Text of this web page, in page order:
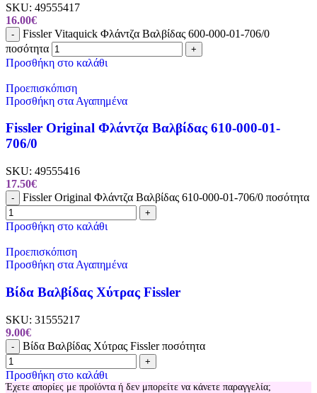
SKU: 49555417
16.00€
-
Fissler Vitaquick Φλάντζα Βαλβίδας 600-000-01-706/0
ποσότητα
+
Προσθήκη στο καλάθι
Προεπισκόπιση
Προσθήκη στα Αγαπημένα
Fissler Original Φλάντζα Βαλβίδας 610-000-01-
706/0
SKU: 49555416
17.50€
- Fissler Original Φλάντζα Βαλβίδας 610-000-01-706/0 ποσότητα
+
Προσθήκη στο καλάθι
Προεπισκόπιση
Προσθήκη στα Αγαπημένα
Βίδα Βαλβίδας Χύτρας Fissler
SKU: 31555217
9.00€
- Βίδα Βαλβίδας Χύτρας Fissler ποσότητα
+
Προσθήκη στο καλάθι
Έχετε απορίες με προϊόντα ή δεν μπορείτε να κάνετε παραγγελία;